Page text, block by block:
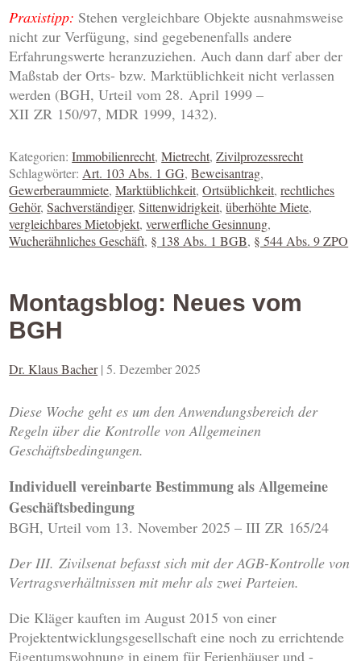
Praxistipp: Stehen vergleichbare Objekte ausnahmsweise
nicht zur Verfügung, sind gegebenenfalls andere
Erfahrungswerte heranzuziehen. Auch dann darf aber der
Maßstab der Orts- bzw. Marktüblichkeit nicht verlassen
werden (BGH, Urteil vom 28. April 1999 –
XII ZR 150/97, MDR 1999, 1432).
Kategorien:Immobilienrecht,Mietrecht,Zivilprozessrecht
Schlagwörter:Art. 103 Abs. 1 GG,Beweisantrag,
Gewerberaummiete,Marktüblichkeit,Ortsüblichkeit,rechtliches
Gehör,Sachverständiger,Sittenwidrigkeit,überhöhte Miete,
vergleichbares Mietobjekt,verwerfliche Gesinnung,
Wucherähnliches Geschäft, § 138 Abs. 1 BGB, § 544 Abs. 9 ZPO
Montagsblog: Neues vom
BGH
Dr. Klaus Bacher |5. Dezember 2025
Diese Woche geht es um den Anwendungsbereich der
Regeln über die Kontrolle von Allgemeinen
Geschäftsbedingungen.
Individuell vereinbarte Bestimmung als Allgemeine
Geschäftsbedingung
BGH, Urteil vom 13. November 2025 – III ZR 165/24
Der III. Zivilsenat befasst sich mit der AGB-Kontrolle von
Vertragsverhältnissen mit mehr als zwei Parteien.
Die Kläger kauften im August 2015 von einer
Projektentwicklungsgesellschaft eine noch zu errichtende
Eigentumswohnung in einem für Ferienhäuser und -